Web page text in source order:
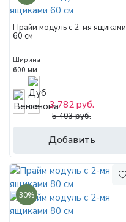
Прайм модуль с 2-мя ящиками
60 см
Ширина
600 мм
Добавить
3 782 руб.
5 403 руб.
30%